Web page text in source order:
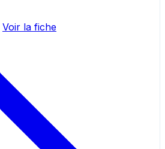
Voir la fiche